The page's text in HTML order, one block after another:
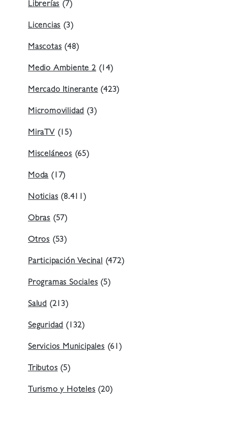
Librerías(7)
Licencias(3)
Mascotas(48)
Medio Ambiente 2(14)
Mercado Itinerante(423)
Micromovilidad(3)
MiraTV(15)
Misceláneos(65)
Moda(17)
Noticias(8.411)
Obras (57)
Otros (53)
Participación Vecinal(472)
Programas Sociales(5)
Salud (213)
Seguridad(132)
Servicios Municipales(61)
Tributos(5)
Turismo y Hoteles(20)